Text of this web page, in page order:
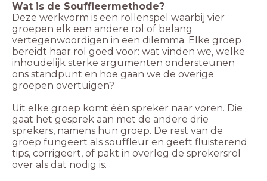
Wat is de Souffleermethode?
Deze werkvorm is een rollenspel waarbij vier
groepen elk een andere rol of belang
vertegenwoordigen in een dilemma. Elke groep
bereidt haar rol goed voor: wat vinden we, welke
inhoudelijk sterke argumenten ondersteunen
ons standpunt en hoe gaan we de overige
groepen overtuigen?
Uit elke groep komt één spreker naar voren. Die
gaat het gesprek aan met de andere drie
sprekers, namens hun groep. De rest van de
groep fungeert als souffleur en geeft fluisterend
tips, corrigeert, of pakt in overleg de sprekersrol
over als dat nodig is.